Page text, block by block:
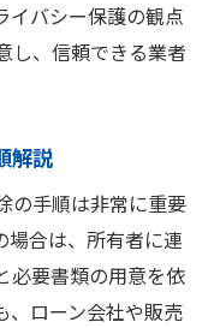
イバシー保護の観点
し、信頼できる業者
解説
の手順は非常に重要
場合は、所有者に連
必要書類の用意を依
、ローン会社や販売